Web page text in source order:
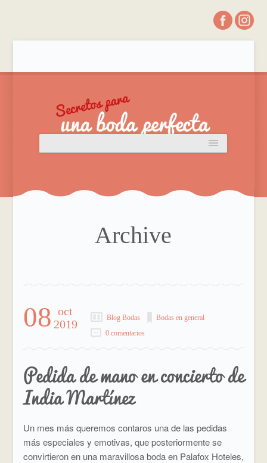
Archive
08 oct
2019
Blog Bodas
Bodas en general
0 comentarios
Pedida de mano en concierto de
India Martínez
Un mes más queremos contaros una de las pedidas
más especiales y emotivas, que posteriormente se
convirtieron en una maravillosa boda en Palafox Hoteles,